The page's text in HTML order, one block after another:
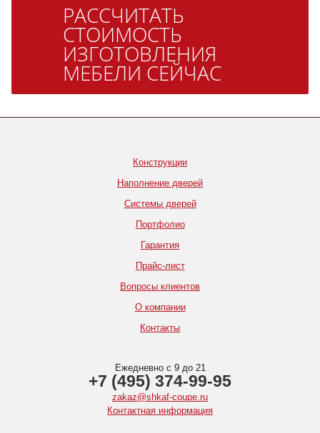
РАССЧИТАТЬ
СТОИМОСТЬ
ИЗГОТОВЛЕНИЯ
МЕБЕЛИ СЕЙЧАС
Конструкции
Наполнение дверей
Системы дверей
Портфолио
Гарантия
Прайс-лист
Вопросы клиентов
О компании
Контакты
Ежедневно с 9 до 21
+7 (495) 374-99-95
zakaz@shkaf-coupe.ru
Контактная информация